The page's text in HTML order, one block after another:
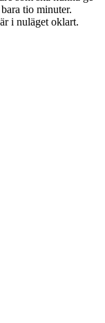
tio minuter.
i nuläget oklart.